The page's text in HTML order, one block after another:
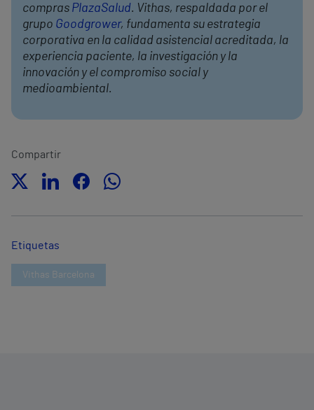
compras PlazaSalud. Vithas, respaldada por el
grupo Goodgrower, fundamenta su estrategia
corporativa en la calidad asistencial acreditada, la
experiencia paciente, la investigación y la
innovación y el compromiso social y
medioambiental.
Compartir
Etiquetas
Vithas Barcelona